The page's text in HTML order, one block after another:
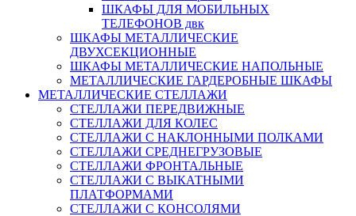
ШКАФЫ ДЛЯ МОБИЛЬНЫХ
ТЕЛЕФОНОВ двк
ШКАФЫ МЕТАЛЛИЧЕСКИЕ
ДВУХСЕКЦИОННЫЕ
ШКАФЫ МЕТАЛЛИЧЕСКИЕ НАПОЛЬНЫЕ
МЕТАЛЛИЧЕСКИЕ ГАРДЕРОБНЫЕ ШКАФЫ
МЕТАЛЛИЧЕСКИЕ СТЕЛЛАЖИ
СТЕЛЛАЖИ ПЕРЕДВИЖНЫЕ
СТЕЛЛАЖИ ДЛЯ КОЛЕС
СТЕЛЛАЖИ С НАКЛОННЫМИ ПОЛКАМИ
СТЕЛЛАЖИ СРЕДНЕГРУЗОВЫЕ
СТЕЛЛАЖИ ФРОНТАЛЬНЫЕ
СТЕЛЛАЖИ С ВЫКАТНЫМИ
ПЛАТФОРМАМИ
СТЕЛЛАЖИ С КОНСОЛЯМИ